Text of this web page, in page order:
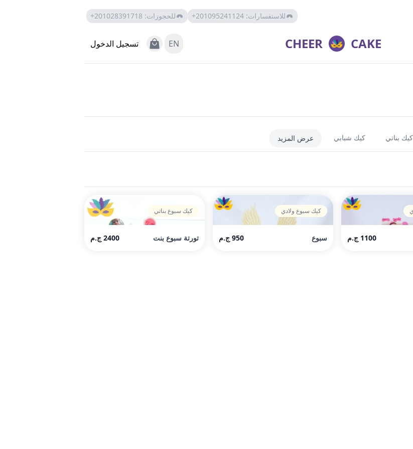
للاستفسارات:
+201095241124 للحجوزات:
+201028391718
CHEER CAKE
EN
View Cartتسجيل الدخول
كيك بناتي كيك شبابي عرض المزيد
1100 ج.م
كيك سبوع ولادي
سبوع 950 ج.م
كيك سبوع بناتي
تورتة سبوع بنت 2400 ج.م